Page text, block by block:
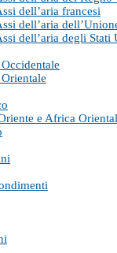
dell’aria francesi
dell’aria
dell’aria degli Stati
e Africa